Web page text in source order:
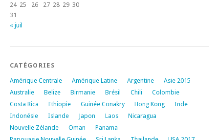
« juil
24 25 26 27 28 29 30
31
CATÉGORIES
Amérique Centrale Amérique Latine Argentine
Asie 2015
Australie
Belize Birmanie Brésil Chili
Colombie
Costa Rica
Ethiopie Guinée Conakry Hong Kong
Inde
Indonésie
Islande Japon Laos
Nicaragua
Nouvelle Zélande
Oman
Panama